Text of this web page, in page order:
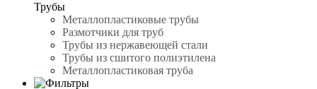
Трубы
Металлопластиковые трубы
Размотчики для труб
Трубы из нержавеющей стали
Трубы из сшитого полиэтилена
Металлопластиковая труба